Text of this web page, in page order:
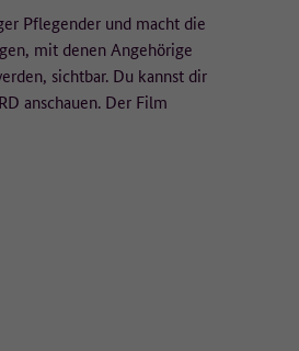
Pflegender und macht die
mit denen Angehörige
sichtbar. Du kannst dir
anschauen. Der Film